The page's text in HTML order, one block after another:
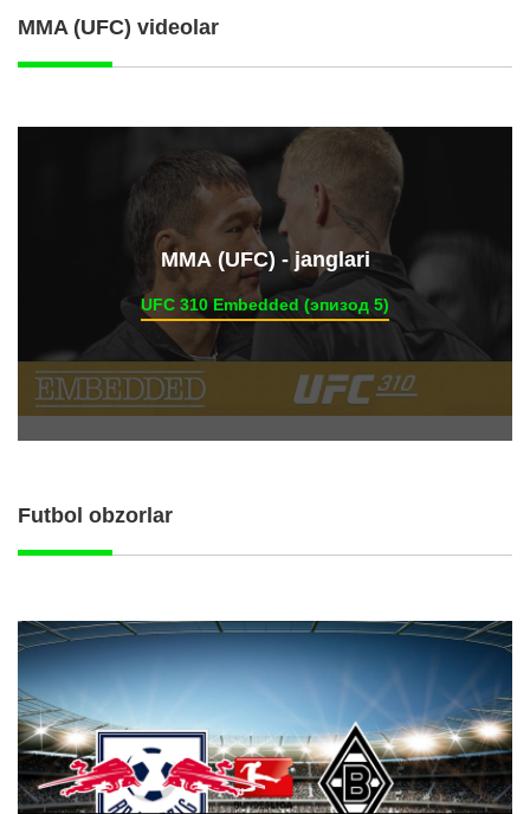
MMA (UFC) videolar
ММА (UFC) - janglari
UFC 310 Embedded (эпизод 5)
Futbol obzorlar